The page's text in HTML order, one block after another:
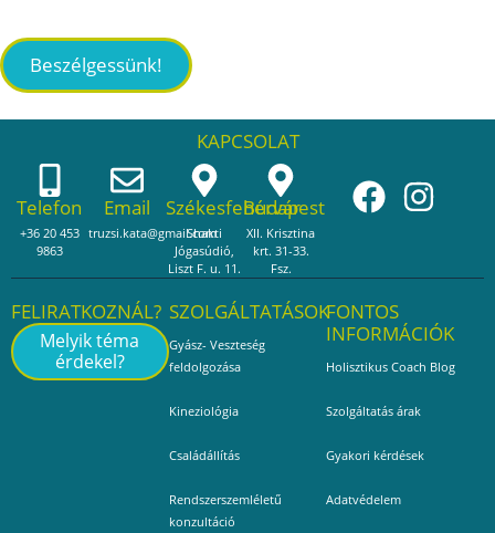
Beszélgessünk!
KAPCSOLAT
Telefon
+36 20 453
9863
Email
truzsi.kata@gmail.com
Székesfehérvár
Shakti
Jógasúdió,
Liszt F. u. 11.
Budapest
XII. Krisztina
krt. 31-33.
Fsz.
SZOLGÁLTATÁSOK
Gyász- Veszteség
feldolgozása
Kineziológia
Családállítás
Rendszerszemléletű
konzultáció
FELIRATKOZNÁL?
Melyik téma
érdekel?
FONTOS
INFORMÁCIÓK
Holisztikus Coach Blog
Szolgáltatás árak
Gyakori kérdések
Adatvédelem